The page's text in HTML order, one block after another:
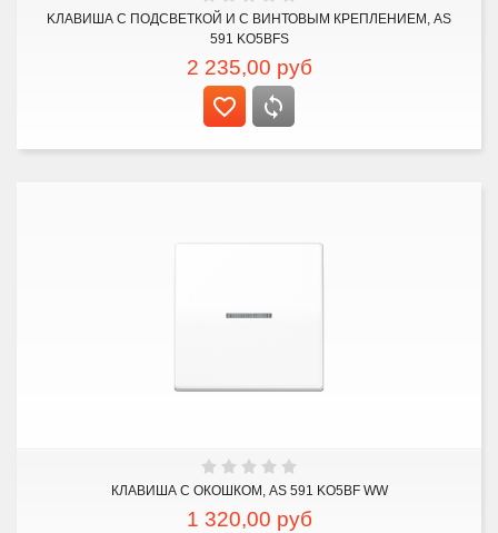
KЛАВИША С ПОДСВЕТКОЙ И С ВИНТОВЫМ КРЕПЛЕНИЕМ, AS
591 KO5BFS
2 235,00 руб
КЛАВИША С ОКОШКОМ, AS 591 KO5BF WW
1 320,00 руб